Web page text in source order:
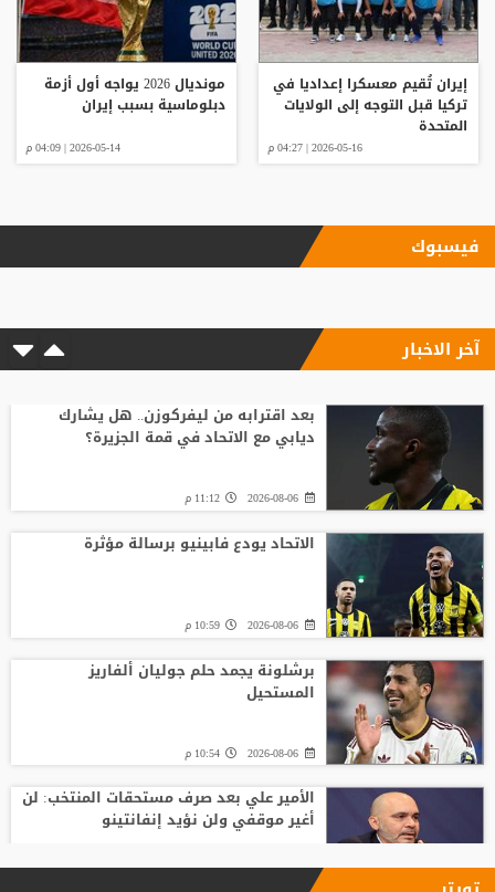
إيران تُقيم معسكرا إعداديا في
تركيا قبل التوجه إلى الولايات
المتحدة
2026-05-16 | 04:27 م
مونديال 2026 يواجه أول أزمة
دبلوماسية بسبب إيران
2026-05-14 | 04:09 م
فيسبوك
آخر الاخبار
بعد اقترابه من ليفركوزن.. هل يشارك
ديابي مع الاتحاد في قمة الجزيرة؟
2026-08-06 11:12 م
الاتحاد يودع فابينيو برسالة مؤثرة
2026-08-06 10:59 م
برشلونة يجمد حلم جوليان ألفاريز
المستحيل
2026-08-06 10:54 م
الأمير علي بعد صرف مستحقات المنتخب: لن
أغير موقفي ولن نؤيد إنفانتينو